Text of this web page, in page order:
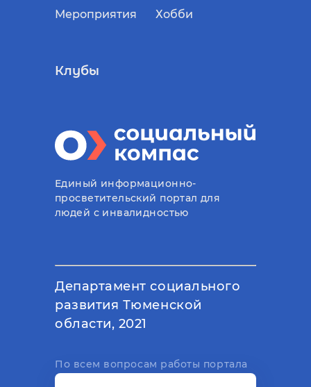
Мероприятия
Хобби
Клубы
Единый информационно-
просветительский портал для
людей с инвалидностью
Департамент социального
развития Тюменской
области, 2021
По всем вопросам работы портала